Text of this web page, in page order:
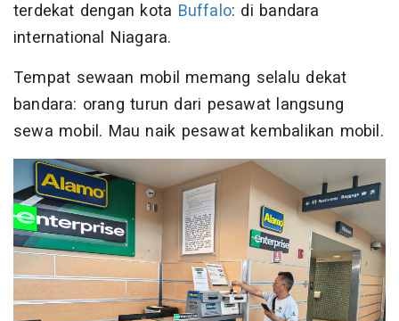
terdekat dengan kota Buffalo: di bandara
international Niagara.
Tempat sewaan mobil memang selalu dekat
bandara: orang turun dari pesawat langsung
sewa mobil. Mau naik pesawat kembalikan mobil.